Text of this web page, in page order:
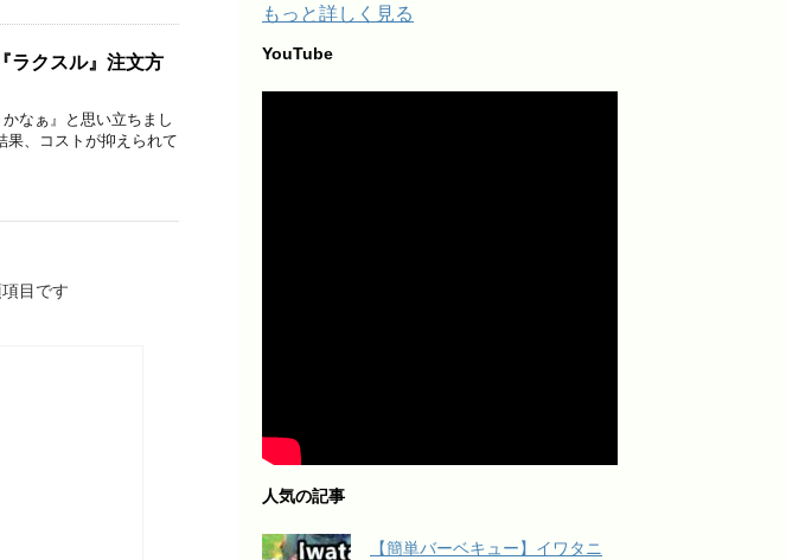
ラクスル』注文方
なぁ』と思い立ちまし
果、コストが抑えられて
目です
もっと詳しく見る
YouTube
人気の記事
【簡単バーベキュー】イワタニ